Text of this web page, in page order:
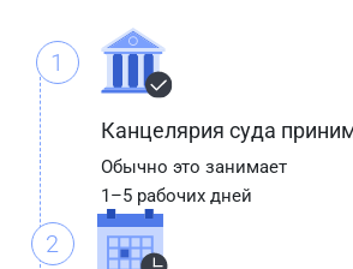
1
Канцелярия суда
Обычно это занимает
1–5 рабочих дней
2